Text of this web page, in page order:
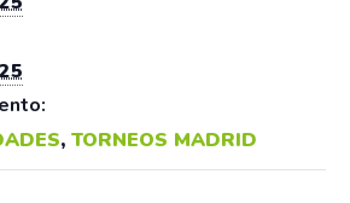
, TORNEOS MADRID